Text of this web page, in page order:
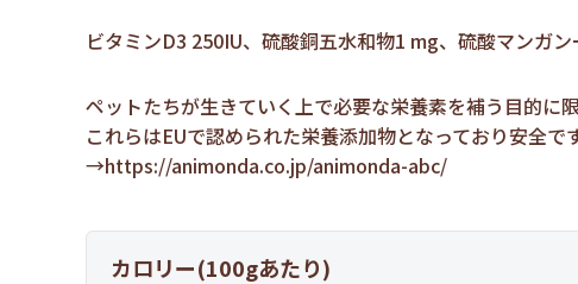
ビタミンD3 250IU、硫酸銅五水和物1 mg、硫酸マンガ
ペットたちが生きていく上で必要な栄養素を補う目的に
これらはEUで認められた栄養添加物となっており安全
→https://animonda.co.jp/animonda-abc/
カロリー(100gあたり)